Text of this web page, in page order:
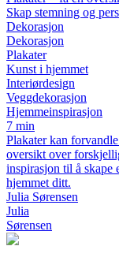
Skap stemning og
Dekorasjon
Dekorasjon
Plakater
Kunst i hjemmet
Interiørdesign
Veggdekorasjon
Hjemmeinspirasjon
7 min
Plakater kan
oversikt over
inspirasjon til å skape
hjemmet ditt.
Julia Sørensen
Julia
Sørensen